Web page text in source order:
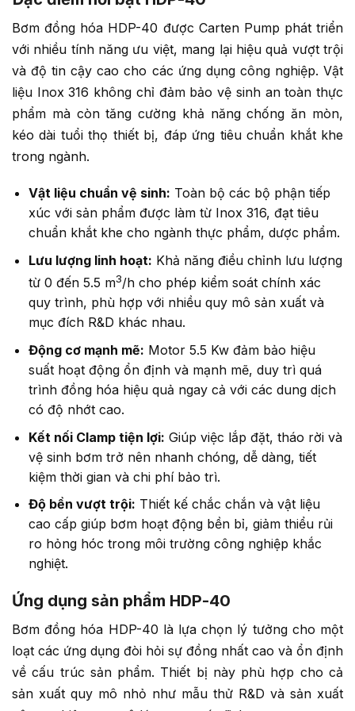
Bơm đồng hóa HDP-40 được Carten Pump phát triển
với nhiều tính năng ưu việt, mang lại hiệu quả vượt trội
và độ tin cậy cao cho các ứng dụng công nghiệp. Vật
liệu Inox 316 không chỉ đảm bảo vệ sinh an toàn thực
phẩm mà còn tăng cường khả năng chống ăn mòn,
kéo dài tuổi thọ thiết bị, đáp ứng tiêu chuẩn khắt khe
trong ngành.
Vật liệu chuẩn vệ sinh: Toàn bộ các bộ phận tiếp
xúc với sản phẩm được làm từ Inox 316, đạt tiêu
chuẩn khắt khe cho ngành thực phẩm, dược phẩm.
Lưu lượng linh hoạt: Khả năng điều chỉnh lưu lượng
từ 0 đến 5.5 m3/h cho phép kiểm soát chính xác
quy trình, phù hợp với nhiều quy mô sản xuất và
mục đích R&D khác nhau.
Động cơ mạnh mẽ: Motor 5.5 Kw đảm bảo hiệu
suất hoạt động ổn định và mạnh mẽ, duy trì quá
trình đồng hóa hiệu quả ngay cả với các dung dịch
có độ nhớt cao.
Kết nối Clamp tiện lợi: Giúp việc lắp đặt, tháo rời và
vệ sinh bơm trở nên nhanh chóng, dễ dàng, tiết
kiệm thời gian và chi phí bảo trì.
Độ bền vượt trội: Thiết kế chắc chắn và vật liệu
cao cấp giúp bơm hoạt động bền bỉ, giảm thiểu rủi
ro hỏng hóc trong môi trường công nghiệp khắc
nghiệt.
Ứng dụng sản phẩm HDP-40
Bơm đồng hóa HDP-40 là lựa chọn lý tưởng cho một
loạt các ứng dụng đòi hỏi sự đồng nhất cao và ổn định
về cấu trúc sản phẩm. Thiết bị này phù hợp cho cả
sản xuất quy mô nhỏ như mẫu thử R&D và sản xuất